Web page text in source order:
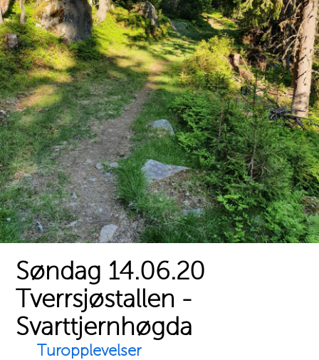
Søndag 14.06.20
Tverrsjøstallen -
Svarttjernhøgda
Turopplevelser